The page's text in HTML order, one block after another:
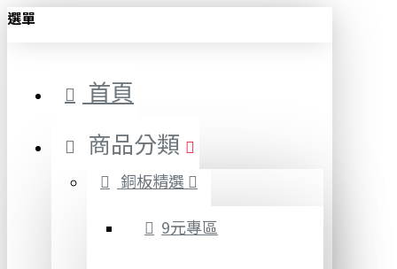
選單
首頁
商品分類
銅板精選
9元專區